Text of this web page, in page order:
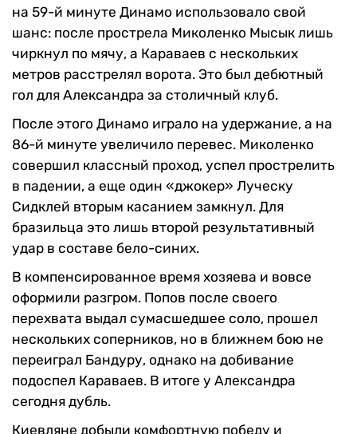
на 59-й минуте Динамо использовало свой
шанс: после прострела Миколенко Мысык лишь
чиркнул по мячу, а Караваев с нескольких
метров расстрелял ворота. Это был дебютный
гол для Александра за столичный клуб.
После этого Динамо играло на удержание, а на
86-й минуте увеличило перевес. Миколенко
совершил классный проход, успел прострелить
в падении, а еще один «джокер» Луческу
Сидклей вторым касанием замкнул. Для
бразильца это лишь второй результативный
удар в составе бело-синих.
В компенсированное время хозяева и вовсе
оформили разгром. Попов после своего
перехвата выдал сумасшедшее соло, прошел
нескольких соперников, но в ближнем бою не
переиграл Бандуру, однако на добивание
подоспел Караваев. В итоге у Александра
сегодня дубль.
Киевляне добыли комфортную победу и